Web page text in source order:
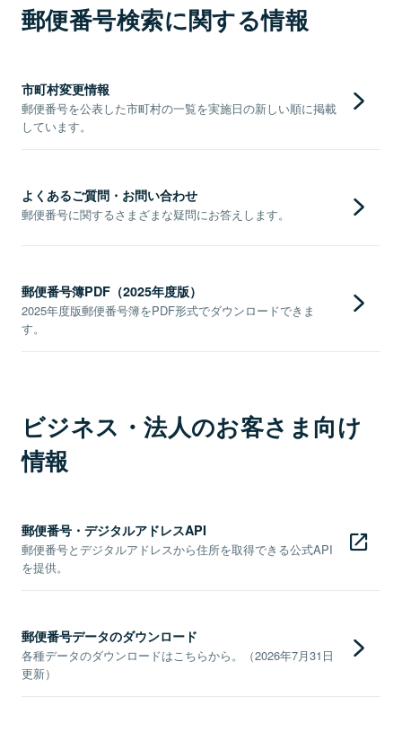
郵便番号検索に関する情報
市町村変更情報
郵便番号を公表した市町村の一覧を実施日の新しい順に掲載
しています。
よくあるご質問・お問い合わせ
郵便番号に関するさまざまな疑問にお答えします。
郵便番号簿PDF（2025年度版）
2025年度版郵便番号簿をPDF形式でダウンロードできま
す。
ビジネス・法人のお客さま向け
情報
郵便番号・デジタルアドレスAPI
郵便番号とデジタルアドレスから住所を取得できる公式API
を提供。
郵便番号データのダウンロード
各種データのダウンロードはこちらから。（2026年7月31日
更新）